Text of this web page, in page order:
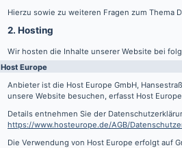
Hierzu sowie zu weiteren Fragen zum Thema
2. Hosting
Wir hosten die Inhalte unserer Website bei
Host Europe
Anbieter ist die Host Europe GmbH,
unsere Website besuchen, erfasst Host
Details entnehmen Sie der
https://www.hosteurope.de/AGB/
Die Verwendung von Host Europe erfolgt auf